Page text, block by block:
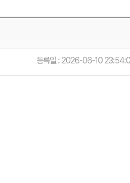
등록일 : 2026-06-10